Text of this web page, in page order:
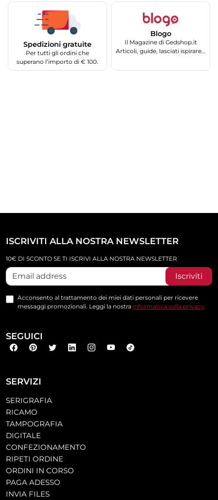
Spedizioni gratuite
Per tutti gli ordini che
superano l’importo di € 100.
Blogo
Il Magazine di Gedshop.it
Articoli, guide, lasciati ispirare...
SERVIZI
SERIGRAFIA
RICAMO
TAMPOGRAFIA
DIGITALE
CONFEZIONAMENTO
RIPETI ORDINE
ORDINI IN CORSO
PAGA ADESSO
INVIA FILES
ISCRIVITI ALLA NOSTRA NEWSLETTER
10€ DI SCONTO SE TI ISCRIVI ALLA NOSTRA NEWSLETTER
Iscriviti
Acconsento al trattamento dei miei dati personali per ricevere
messaggi promozionali. Leggi la nostra informativa sulla privacy
SEGUICI